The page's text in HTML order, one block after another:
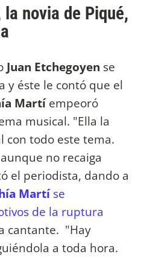
novia de Piqué,
Juan Etchegoyen se
y éste le contó que el
Martí empeoró
musical. "Ella la
con todo este tema.
no recaiga
el periodista, dando a
Martíse
de la ruptura
cantante. "Hay
a toda hora.